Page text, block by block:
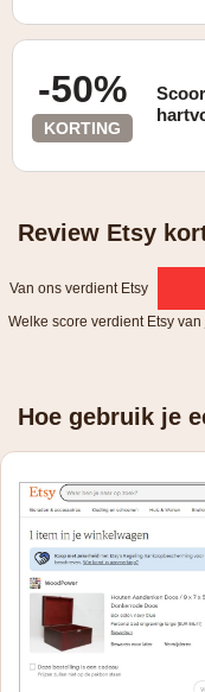
-50%
KORTING
Review Etsy
Van ons verdient Etsy
Welke score verdient Etsy
Hoe gebruik je